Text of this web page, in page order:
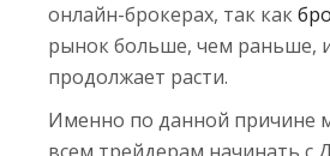
онлайн-брокерах, так как
рынок больше, чем раньше,
продолжает расти.
Именно по данной причине